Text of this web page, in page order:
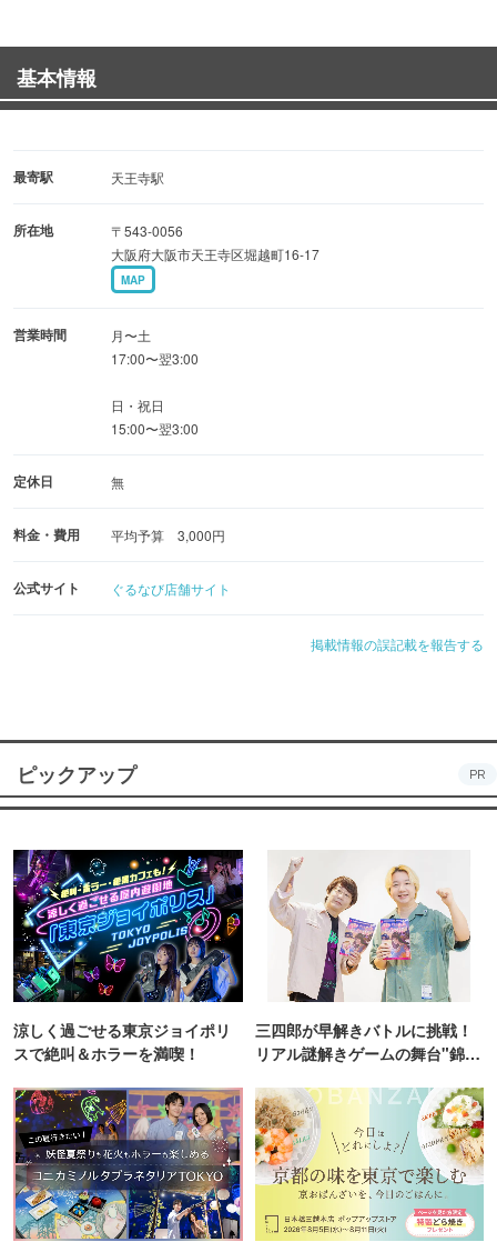
クーポンご利用でお得な価格で楽しめます♪
各種宴会、歓送迎会、同窓会など各種宴会に最適。
ご来店の際は、まずはこちらを食べてみて！
おかわり必須の口八町自慢の逸品です。
◆職人技で焼き上げる「炭火焼鳥」
鶏の旨味がギュッと凝縮された自慢の焼鳥！
職人が真心と情熱を込めて、絶妙な火加減で仕上げま
炭の薫りと秘伝のタレが絡まって極上の旨さ。
基本情報
最寄駅 天王寺駅
所在地
〒543-0056
大阪府大阪市天王寺区堀越町16-17
MAP
営業時間
月〜土
17:00〜翌3:00
日・祝日
15:00〜翌3:00
定休日 無
料金・費用 平均予算 3,000円
公式サイト ぐるなび店舗サイト
掲載情報の誤記載を報告する
ピックアップ PR
涼しく過ごせる東京ジョイポリ
スで絶叫＆ホラーを満喫！
三四郎が早解きバトルに挑戦！
リアル謎解きゲームの舞台"錦糸